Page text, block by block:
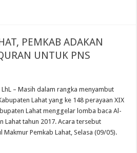
PEMKAB ADAKAN
UNTUK PNS
LhL – Masih dalam rangka menyambut
Lahat yang ke 148 perayaan XIX
Lahat menggelar lomba baca Al-
Lahat tahun 2017. Acara tersebut
Pemkab Lahat, Selasa (09/05).